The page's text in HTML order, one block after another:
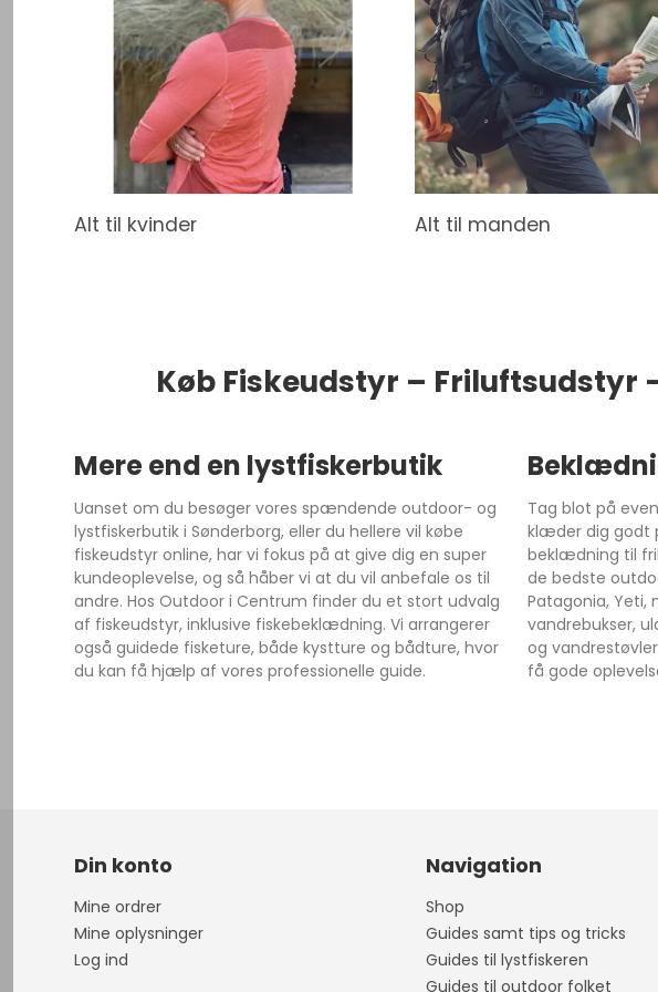
Alt til kvinder Alt til manden
Køb Fiskeudstyr –
Mere end en lystfiskerbutik
Uanset om du besøger vores spændende outdoor- og
lystfiskerbutik i Sønderborg, eller du hellere vil købe
fiskeudstyr online, har vi fokus på at give dig en super
kundeoplevelse, og så håber vi at du vil anbefale os til
andre. Hos Outdoor i Centrum finder du et stort udvalg
af fiskeudstyr, inklusive fiskebeklædning. Vi arrangerer
også guidede fisketure, både kystture og bådture, hvor
du kan få hjælp af vores professionelle guide.
Tag blot på
klæder dig godt
beklædning til
de bedste
Patagonia, Yeti,
vandrebukser,
og
få gode
Din konto
Mine ordrer
Mine oplysninger
Log ind
Navigation
Shop
Guides samt tips og tricks
Guides til lystfiskeren
Guides til outdoor folket